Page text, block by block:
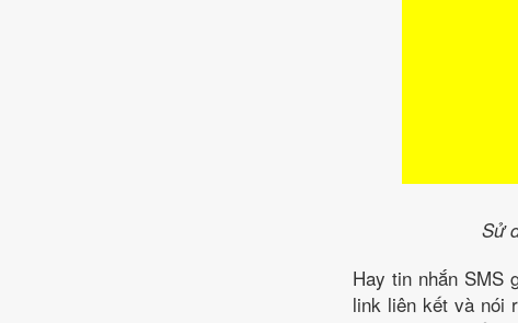
Sử
Hay tin nhắn SMS
link liên kết và nói